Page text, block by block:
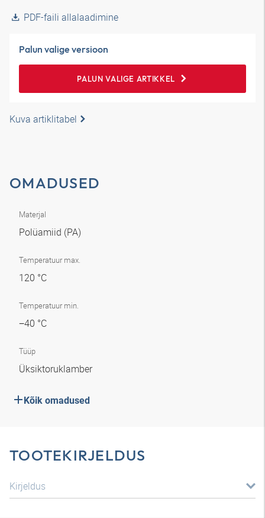
PDF-faili allalaadimine
Palun valige versioon
PALUN VALIGE ARTIKKEL
Kuva artiklitabel
OMADUSED
Materjal
Polüamiid (PA)
Temperatuur max.
120 °C
Temperatuur min.
−40 °C
Tüüp
Üksiktoruklamber
Kõik omadused
TOOTEKIRJELDUS
Kirjeldus